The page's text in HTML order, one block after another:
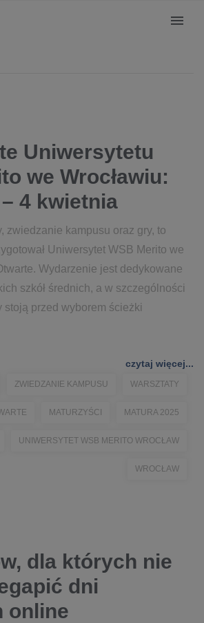
Uniwersytetu
we Wrocławiu:
4 kwietnia
zwiedzanie kampusu oraz gry, to
Uniwersytet WSB Merito we
Wydarzenie jest dedykowane
szkół średnich, a w szczególności
stoją przed wyborem ścieżki
czytaj więcej...
ZWIEDZANIE KAMPUSU WARSZTATY
MATURZYŚCI MATURA 2025
UNIWERSYTET WSB MERITO WROCŁAW
WROCŁAW
dla których nie
dni
online